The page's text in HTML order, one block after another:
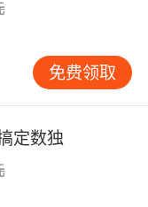
。自1989年第
每一本“提姆与
呼雀跃的盛典。
事会、日本图书
免费领取
定数独